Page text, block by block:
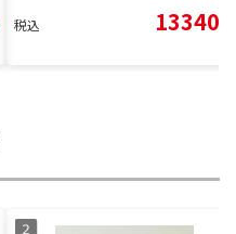
税込 13340